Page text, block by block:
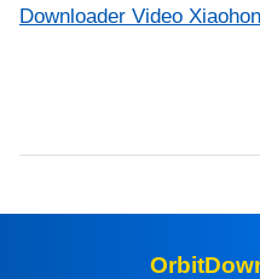
Downloader Video